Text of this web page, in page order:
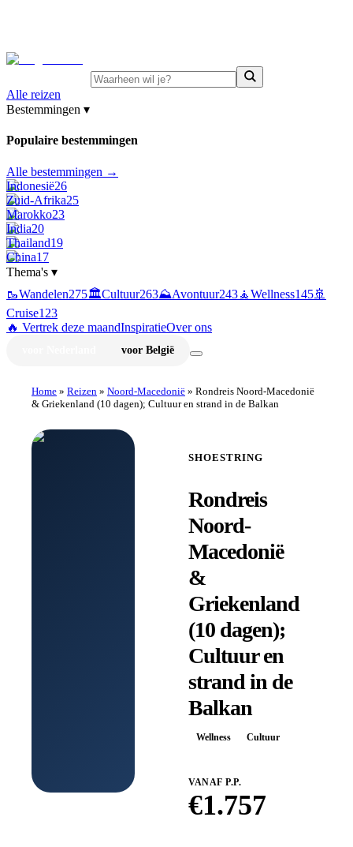
Alle reizen
Bestemmingen ▾
Populaire bestemmingen
Alle bestemmingen →
Indonesië26
Zuid-Afrika25
Marokko23
India20
Thailand19
China17
Thema's ▾
🥾Wandelen275🏛️Cultuur263⛰️Avontuur243🧘Wellness145🚢
Cruise123
🔥 Vertrek deze maandInspiratieOver ons
voor België
Home » Reizen » Noord-Macedonië » Rondreis Noord-Macedonië
& Griekenland (10 dagen); Cultuur en strand in de Balkan
SHOESTRING
Rondreis
Noord-
Macedonië
&
Griekenland
(10 dagen);
Cultuur en
strand in de
Balkan
Wellness Cultuur
VANAF P.P.
€1.757